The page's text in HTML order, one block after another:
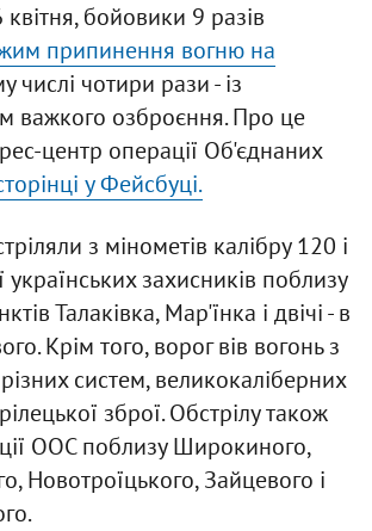
квітня, бойовики 9 разів
припинення вогню на
числі чотири рази - із
важкого озброєння. Про це
центр операції Об'єднаних
у Фейсбуці.
з мінометів калібру 120 і
захисників поблизу
Талаківка, Мар'їнка і двічі - в
Крім того, ворог вів вогонь з
систем, великокаліберних
зброї. Обстрілу також
ООС поблизу Широкиного,
Новотроїцького, Зайцевого і